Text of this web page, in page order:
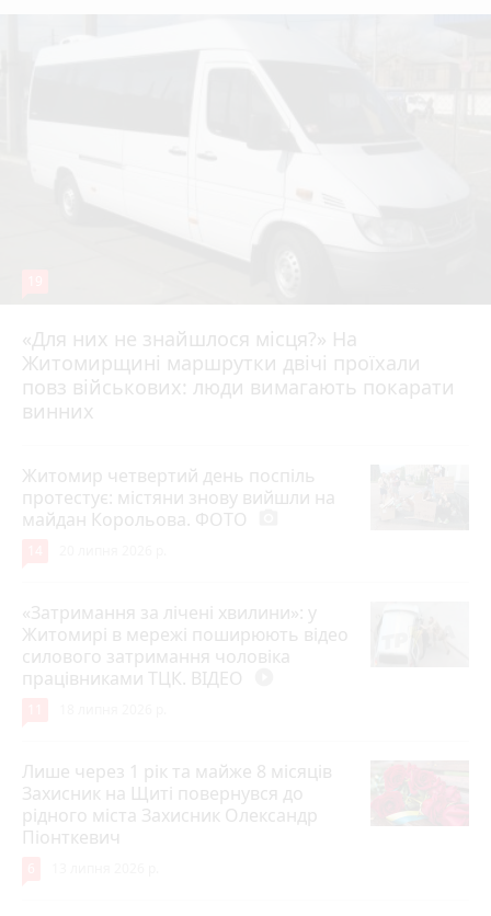
«Для них не знайшлося місця?» На
Житомирщині маршрутки двічі проїхали
повз військових: люди вимагають покарати
винних
17 липня 2026 р.
Житомир четвертий день поспіль
протестує: містяни знову вийшли на
майдан Корольова. ФОТО
«Затримання за лічені хвилини»: у
Житомирі в мережі поширюють відео
силового затримання чоловіка
працівниками ТЦК. ВІДЕО
Лише через 1 рік та майже 8 місяців
Захисник на Щиті повернувся до
рідного міста Захисник Олександр
Піонткевич